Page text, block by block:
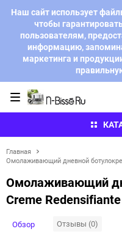
Наш сайт использует
чтобы
пользователям,
информацию,
маркетинга и
Главная
Омолаживающий дневной
Омолаживающий
Creme
Обзор Отзывы (0)